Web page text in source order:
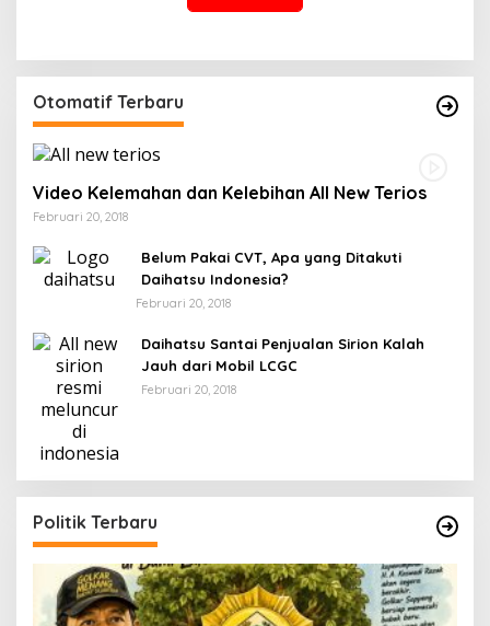
Otomatif Terbaru
Video Kelemahan dan Kelebihan All New Terios
Februari 20, 2018
Belum Pakai CVT, Apa yang Ditakuti
Daihatsu Indonesia?
Februari 20, 2018
Daihatsu Santai Penjualan Sirion Kalah
Jauh dari Mobil LCGC
Februari 20, 2018
Politik Terbaru